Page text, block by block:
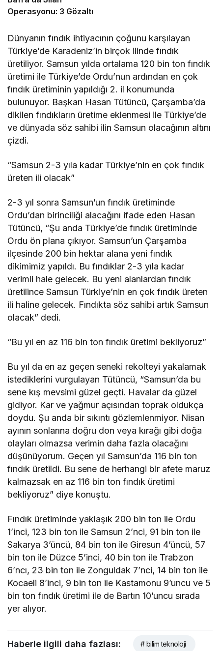
Operasyonu: 3 Gözaltı
Dünyanın fındık ihtiyacının çoğunu karşılayan
Türkiye’de Karadeniz’in birçok ilinde fındık
üretiliyor. Samsun yılda ortalama 120 bin ton fındık
üretimi ile Türkiye’de Ordu’nun ardından en çok
fındık üretiminin yapıldığı 2. il konumunda
bulunuyor. Başkan Hasan Tütüncü, Çarşamba’da
dikilen fındıkların üretime eklenmesi ile Türkiye’de
ve dünyada söz sahibi ilin Samsun olacağının altını
çizdi.
“Samsun 2-3 yıla kadar Türkiye’nin en çok fındık
üreten ili olacak”
2-3 yıl sonra Samsun’un fındık üretiminde
Ordu’dan birinciliği alacağını ifade eden Hasan
Tütüncü, “Şu anda Türkiye’de fındık üretiminde
Ordu ön plana çıkıyor. Samsun’un Çarşamba
ilçesinde 200 bin hektar alana yeni fındık
dikimimiz yapıldı. Bu fındıklar 2-3 yıla kadar
verimli hale gelecek. Bu yeni alanlardan fındık
üretilince Samsun Türkiye’nin en çok fındık üreten
ili haline gelecek. Fındıkta söz sahibi artık Samsun
olacak” dedi.
“Bu yıl en az 116 bin ton fındık üretimi bekliyoruz”
Bu yıl da en az geçen seneki rekolteyi yakalamak
istediklerini vurgulayan Tütüncü, “Samsun’da bu
sene kış mevsimi güzel geçti. Havalar da güzel
gidiyor. Kar ve yağmur açısından toprak oldukça
doydu. Şu anda bir sıkıntı gözlemlenmiyor. Nisan
ayının sonlarına doğru don veya kırağı gibi doğa
olayları olmazsa verimin daha fazla olacağını
düşünüyorum. Geçen yıl Samsun’da 116 bin ton
fındık üretildi. Bu sene de herhangi bir afete maruz
kalmazsak en az 116 bin ton fındık üretimi
bekliyoruz” diye konuştu.
Fındık üretiminde yaklaşık 200 bin ton ile Ordu
1’inci, 123 bin ton ile Samsun 2’nci, 91 bin ton ile
Sakarya 3’üncü, 84 bin ton ile Giresun 4’üncü, 57
bin ton ile Düzce 5’inci, 40 bin ton ile Trabzon
6’ncı, 23 bin ton ile Zonguldak 7’nci, 14 bin ton ile
Kocaeli 8’inci, 9 bin ton ile Kastamonu 9’uncu ve 5
bin ton fındık üretimi ile de Bartın 10’uncu sırada
yer alıyor.
Haberle ilgili daha fazlası: # bilim teknoloji